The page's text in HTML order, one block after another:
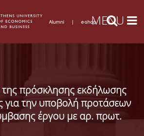
Alumni | e-shop
πρόσκλησης εκδήλωσης
για την υποβολή προτάσεων
έργου με αρ. πρωτ.